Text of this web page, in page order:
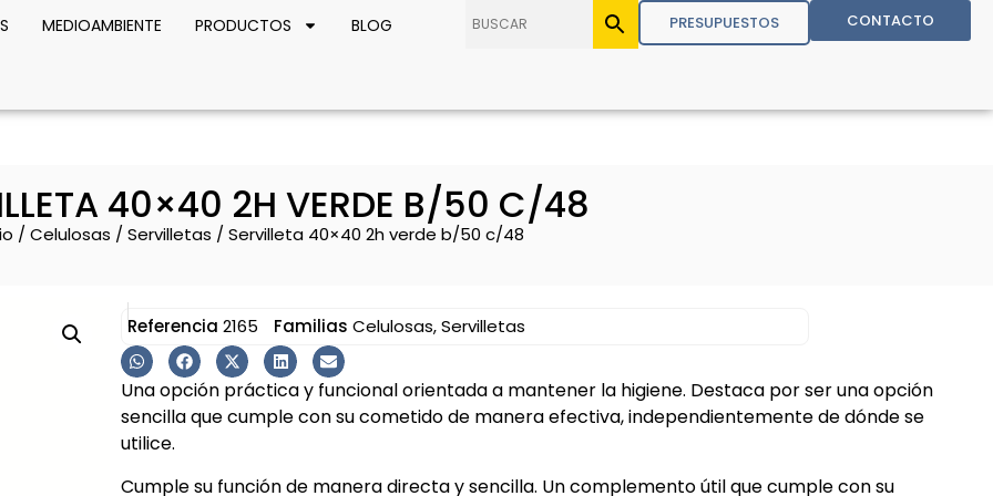
MEDIOAMBIENTE PRODUCTOS BLOG PRESUPUESTOS CONTACTO
40×40 2H VERDE B/50 C/48
/ Celulosas / Servilletas / Servilleta 40×40 2h verde b/50 c/48
Referencia 2165 Familias Celulosas,Servilletas
Una opción práctica y funcional orientada a mantener la higiene. Destaca por ser una opción
sencilla que cumple con su cometido de manera efectiva, independientemente de dónde se
utilice.
Cumple su función de manera directa y sencilla. Un complemento útil que cumple con su